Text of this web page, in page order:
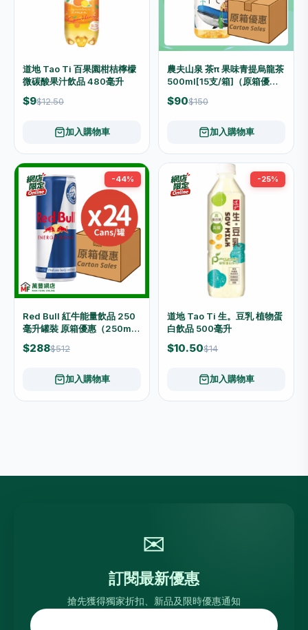
道地 Tao Ti 百果園柑桔檸檬
微碳酸果汁飲品 480毫升
$9$12.50
加入購物車
農夫山泉 茶π 果味青提烏龍茶
500ml[15支/箱]（原箱優惠
📦）
$90$150
加入購物車
-44%
Red Bull 紅牛能量飲品 250
毫升罐裝 原箱優惠（250ml x
24罐）
$288$512
加入購物車
-25%
道地 Tao Ti 生。豆乳 植物蛋
白飲品 500毫升
$10.50$14
加入購物車
✉
訂閱最新優惠
搶先獲得獨家折扣、新品及限時優惠通知